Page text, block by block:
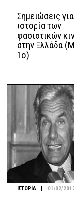
Σημειώσεις
ιστορία των
φασιστικών
στην Ελλάδα
1ο)
ΙΣΤΟΡΙΑ | 01/02/